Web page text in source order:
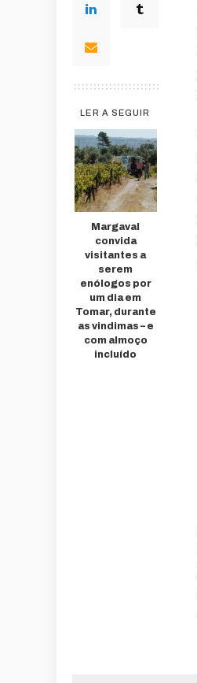
LER A SEGUIR
Margaval
convida
visitantes a
serem
enólogos por
um dia em
Tomar, durante
as vindimas – e
com almoço
incluído